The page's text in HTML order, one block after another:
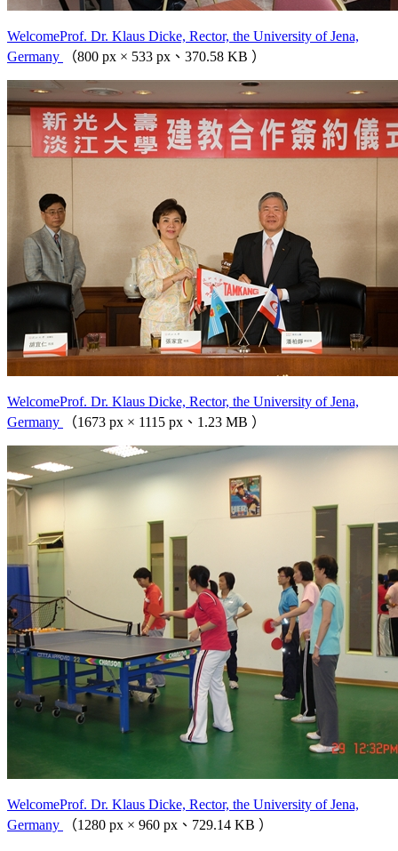
WelcomeProf. Dr. Klaus Dicke, Rector, the University of Jena,
Germany
（800 px × 533 px、370.58 KB ）
WelcomeProf. Dr. Klaus Dicke, Rector, the University of Jena,
Germany
（1673 px × 1115 px、1.23 MB ）
WelcomeProf. Dr. Klaus Dicke, Rector, the University of Jena,
Germany
（1280 px × 960 px、729.14 KB ）